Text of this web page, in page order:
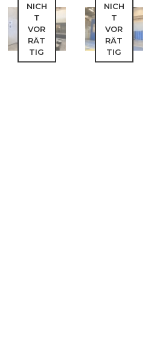
NICH
T
VOR
RÄT
TIG
NICH
T
VOR
RÄT
TIG